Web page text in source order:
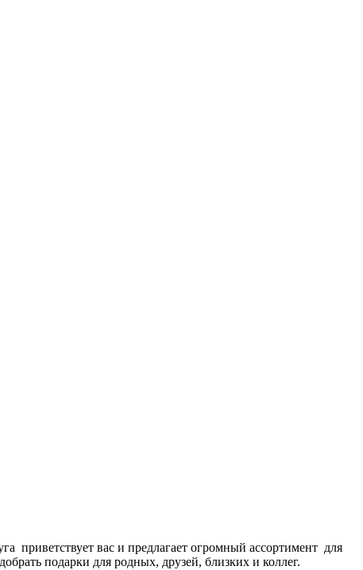
приветствует вас и предлагает огромный ассортимент для
подарки для родных, друзей, близких и коллег.